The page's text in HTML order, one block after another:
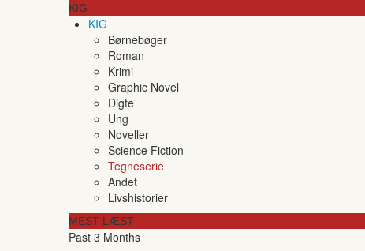
KIG
KIG
Børnebøger
Roman
Krimi
Graphic Novel
Digte
Ung
Noveller
Science Fiction
Tegneserie
Andet
Livshistorier
MEST LÆST
Past 3 Months